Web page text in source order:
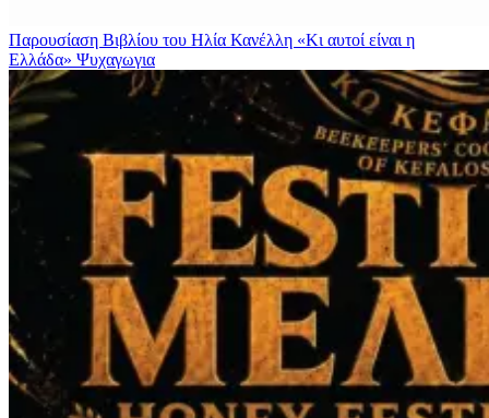
Παρουσίαση Βιβλίου του Ηλία Κανέλλη «Κι αυτοί είναι η
Ελλάδα» Ψυχαγωγια